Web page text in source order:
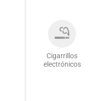
Cigarrillos
electrónicos